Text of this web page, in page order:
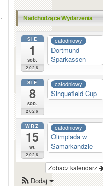
Nadchodzące Wydarzenia
SIE
1
sob.
2026
całodniowy
Dortmund
Sparkassen
SIE
8
sob.
2026
całodniowy
Sinquefield Cup
WRZ
15
wt.
2026
całodniowy
Olimpiada w
Samarkandzie
Zobacz kalendarz
Dodaj